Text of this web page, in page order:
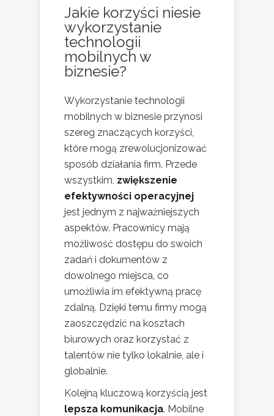
Jakie korzyści niesie
wykorzystanie
technologii
mobilnych w
biznesie?
Wykorzystanie technologii
mobilnych w biznesie przynosi
szereg znaczących korzyści,
które mogą zrewolucjonizować
sposób działania firm. Przede
wszystkim, zwiększenie
efektywności operacyjnej
jest jednym z najważniejszych
aspektów. Pracownicy mają
możliwość dostępu do swoich
zadań i dokumentów z
dowolnego miejsca, co
umożliwia im efektywną pracę
zdalną. Dzięki temu firmy mogą
zaoszczędzić na kosztach
biurowych oraz korzystać z
talentów nie tylko lokalnie, ale i
globalnie.
Kolejną kluczową korzyścią jest
lepsza komunikacja. Mobilne